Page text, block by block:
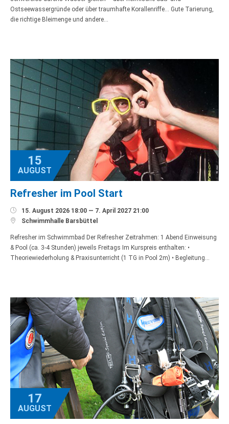
Ostseewassergründe oder über traumhafte Korallenriffe… Gute Tarierung,
die richtige Bleimenge und andere…
15
AUGUST
Refresher im Pool Start
 15. August 2026 18:00 — 7. April 2027 21:00
 Schwimmhalle Barsbüttel
Refresher im Schwimmbad Der Refresher Zeitrahmen: 1 Abend Einweisung
& Pool (ca. 3-4 Stunden) jeweils Freitags Im Kurspreis enthalten: •
Theoriewiederholung & Praxisunterricht (1 TG in Pool 2m) • Begleitung…
17
AUGUST